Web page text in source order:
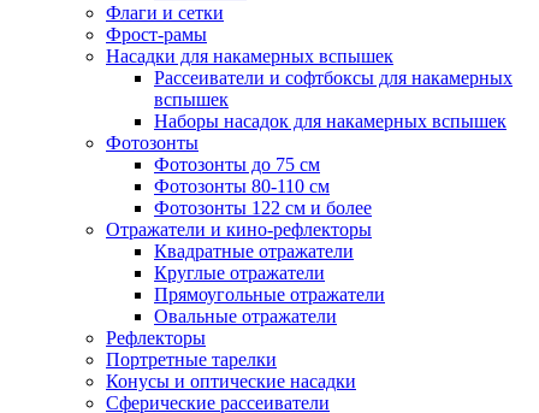
Флаги и сетки
Фрост-рамы
Насадки для накамерных вспышек
Рассеиватели и софтбоксы для накамерных
вспышек
Наборы насадок для накамерных вспышек
Фотозонты
Фотозонты до 75 см
Фотозонты 80-110 см
Фотозонты 122 см и более
Отражатели и кино-рефлекторы
Квадратные отражатели
Круглые отражатели
Прямоугольные отражатели
Овальные отражатели
Рефлекторы
Портретные тарелки
Конусы и оптические насадки
Сферические рассеиватели